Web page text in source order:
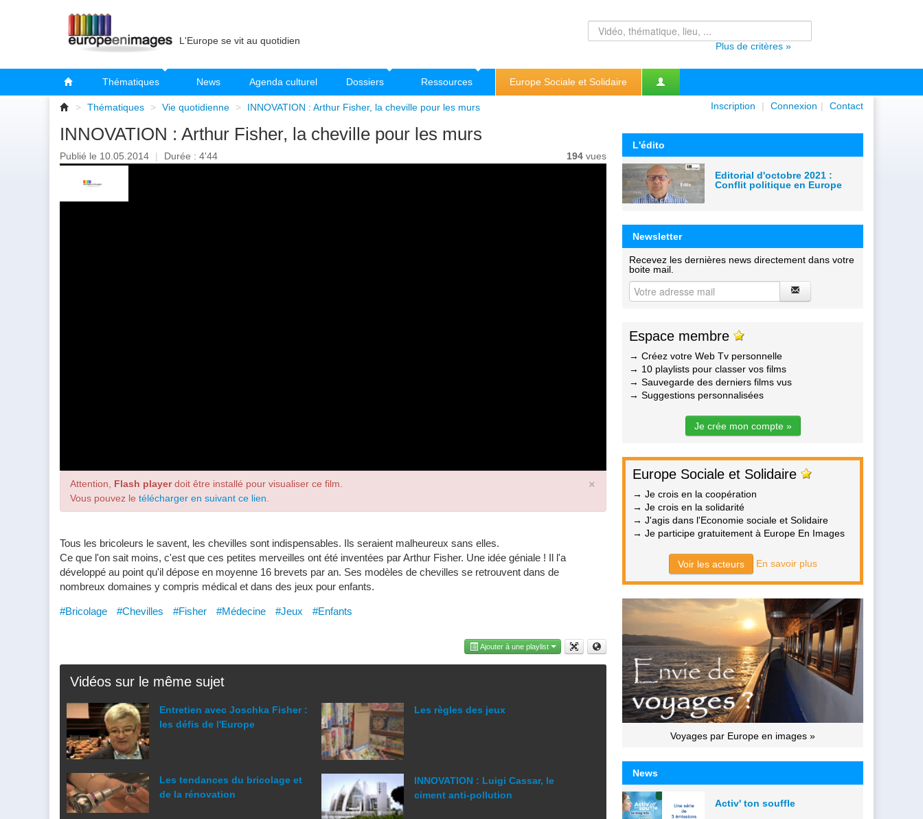
L'Europe se vit au quotidien Plus de critères »
Thématiques News Agenda culturel Dossiers Ressources Europe Sociale et Solidaire
> Thématiques > Vie quotidienne > INNOVATION : Arthur Fisher, la cheville pour les murs Inscription | Connexion | Contact
INNOVATION : Arthur Fisher, la cheville pour les murs
Publié le 10.05.2014 | Durée : 4'44 194vues
×
Attention, Flash playerdoit être installé pour visualiser ce film.
Vous pouvez le télécharger en suivant ce lien
Tous les bricoleurs le savent, les chevilles sont indispensables. Ils seraient malheureux sans elles.
Ce que l'on sait moins, c'est que ces petites merveilles ont été inventées par Arthur Fisher. Une idée géniale ! Il l'a
développé au point qu'il dépose en moyenne 16 brevets par an. Ses modèles de chevilles se retrouvent dans de
nombreux domaines y compris médical et dans des jeux pour enfants.
#Bricolage #Chevilles #Fisher #Médecine #Jeux #Enfants
Ajouter à une playlist
Vidéos sur le même sujet
Entretien avec Joschka Fisher :
les défis de l'Europe
Les tendances du bricolage et
de la rénovation
Les règles des jeux
INNOVATION : Luigi Cassar, le
ciment anti-pollution
L'édito
Editorial d'octobre 2021 :
Conflit politique en Europe
Newsletter
Recevez les dernières news directement dans votre
boite mail.
Espace membre
→ Créez votre Web Tv personnelle
→ 10 playlists pour classer vos films
→ Sauvegarde des derniers films vus
→ Suggestions personnalisées
Je crée mon compte »
Europe Sociale et Solidaire
→ Je crois en la coopération
→ Je crois en la solidarité
→ J'agis dans l'Economie sociale et Solidaire
→ Je participe gratuitement à Europe En Images
Voir les acteurs En savoir plus
Voyages par Europe en images »
News
Activ' ton souffle